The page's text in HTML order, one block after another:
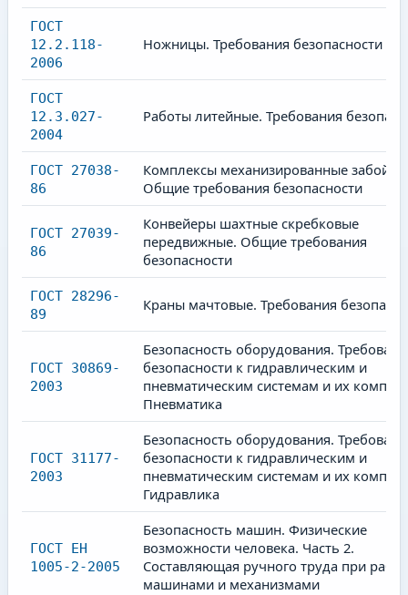
ГОСТ
12.2.118-
2006
Ножницы. Требования безопасности
ГОСТ
12.3.027-
2004
Работы литейные. Требования
ГОСТ 27038-
86
Комплексы механизированные
Общие требования безопасности
ГОСТ 27039-
86
Конвейеры шахтные скребковые
передвижные. Общие требования
безопасности
ГОСТ 28296-
89
Краны мачтовые. Требования
ГОСТ 30869-
2003
Безопасность оборудования.
безопасности к гидравлическим и
пневматическим системам и их
Пневматика
ГОСТ 31177-
2003
Безопасность оборудования.
безопасности к гидравлическим и
пневматическим системам и их
Гидравлика
ГОСТ ЕН
1005-2-2005
Безопасность машин. Физические
возможности человека. Часть 2.
Составляющая ручного труда при
машинами и механизмами